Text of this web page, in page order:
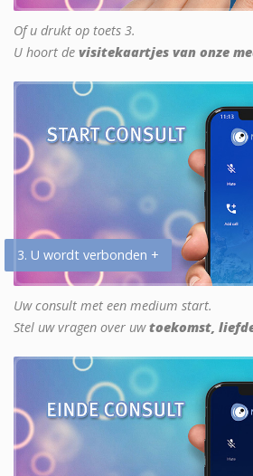
Of u drukt op toets 3.
U hoort de visitekaartjes van onze
3. U wordt verbonden +
Uw consult met een medium start.
Stel uw vragen over uwtoekomst,